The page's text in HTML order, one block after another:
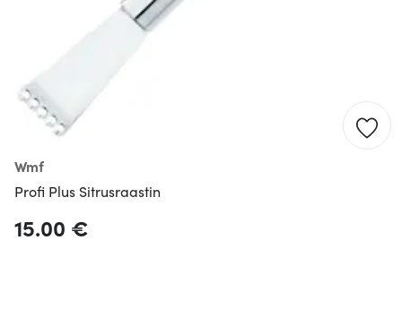
Wmf
Profi Plus Sitrusraastin
15.00 €